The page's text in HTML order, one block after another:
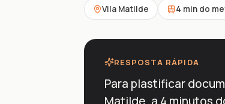
Vila Matilde 4 min do
RESPOSTA RÁPIDA
Para plastificar